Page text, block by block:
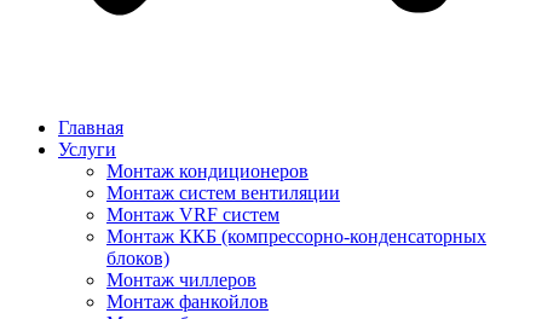
Главная
Услуги
Монтаж кондиционеров
Монтаж cистем вентиляции
Монтаж VRF систем
Монтаж ККБ (компрессорно-конденсаторных
блоков)
Монтаж чиллеров
Монтаж фанкойлов